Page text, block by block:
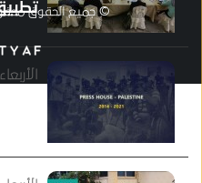
في
الأربعاء 23 مارس 2022
© جميع الحقوق محفوظة